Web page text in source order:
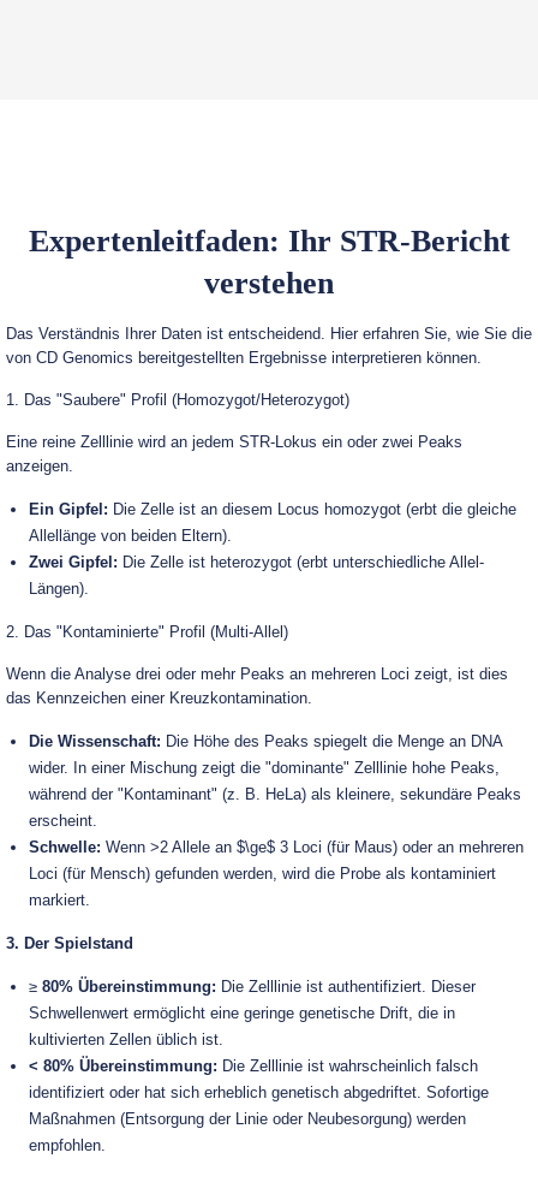
Expertenleitfaden: Ihr STR-Bericht
verstehen
Das Verständnis Ihrer Daten ist entscheidend. Hier erfahren Sie, wie Sie die
von CD Genomics bereitgestellten Ergebnisse interpretieren können.
1. Das "Saubere" Profil (Homozygot/Heterozygot)
Eine reine Zelllinie wird an jedem STR-Lokus ein oder zwei Peaks
anzeigen.
Ein Gipfel: Die Zelle ist an diesem Locus homozygot (erbt die gleiche
Allellänge von beiden Eltern).
Zwei Gipfel: Die Zelle ist heterozygot (erbt unterschiedliche Allel-
Längen).
2. Das "Kontaminierte" Profil (Multi-Allel)
Wenn die Analyse drei oder mehr Peaks an mehreren Loci zeigt, ist dies
das Kennzeichen einer Kreuzkontamination.
Die Wissenschaft: Die Höhe des Peaks spiegelt die Menge an DNA
wider. In einer Mischung zeigt die "dominante" Zelllinie hohe Peaks,
während der "Kontaminant" (z. B. HeLa) als kleinere, sekundäre Peaks
erscheint.
Schwelle: Wenn >2 Allele an $\ge$ 3 Loci (für Maus) oder an mehreren
Loci (für Mensch) gefunden werden, wird die Probe als kontaminiert
markiert.
3. Der Spielstand
≥ 80% Übereinstimmung: Die Zelllinie ist authentifiziert. Dieser
Schwellenwert ermöglicht eine geringe genetische Drift, die in
kultivierten Zellen üblich ist.
< 80% Übereinstimmung: Die Zelllinie ist wahrscheinlich falsch
identifiziert oder hat sich erheblich genetisch abgedriftet. Sofortige
Maßnahmen (Entsorgung der Linie oder Neubesorgung) werden
empfohlen.